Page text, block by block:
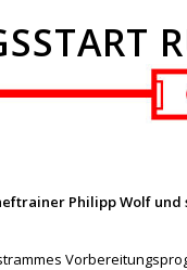
Philipp Wolf und